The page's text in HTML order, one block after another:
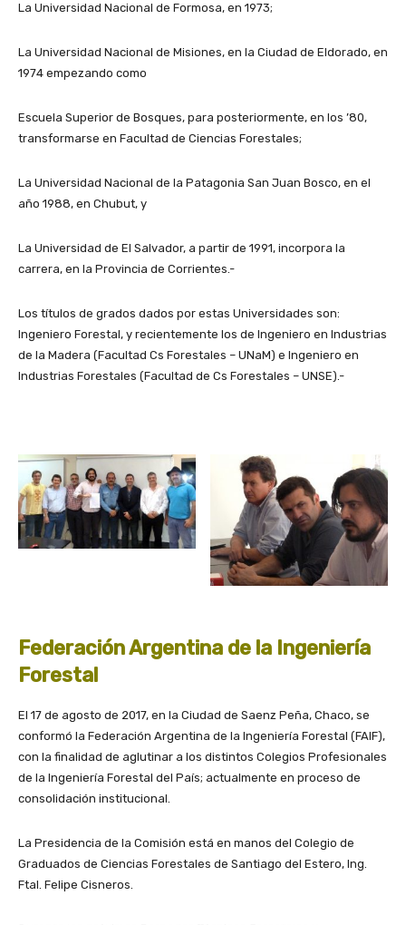
La Universidad Nacional de Formosa, en 1973;
La Universidad Nacional de Misiones, en la Ciudad de Eldorado, en
1974 empezando como
Escuela Superior de Bosques, para posteriormente, en los ’80,
transformarse en Facultad de Ciencias Forestales;
La Universidad Nacional de la Patagonia San Juan Bosco, en el
año 1988, en Chubut, y
La Universidad de El Salvador, a partir de 1991, incorpora la
carrera, en la Provincia de Corrientes.-
Los títulos de grados dados por estas Universidades son:
Ingeniero Forestal, y recientemente los de Ingeniero en Industrias
de la Madera (Facultad Cs Forestales – UNaM) e Ingeniero en
Industrias Forestales (Facultad de Cs Forestales – UNSE).-
Federación Argentina de la Ingeniería
Forestal
El 17 de agosto de 2017, en la Ciudad de Saenz Peña, Chaco, se
conformó la Federación Argentina de la Ingeniería Forestal (FAIF),
con la finalidad de aglutinar a los distintos Colegios Profesionales
de la Ingeniería Forestal del País; actualmente en proceso de
consolidación institucional.
La Presidencia de la Comisión está en manos del Colegio de
Graduados de Ciencias Forestales de Santiago del Estero, Ing.
Ftal. Felipe Cisneros.